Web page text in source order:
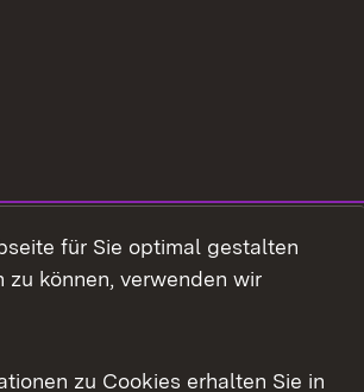
für Sie optimal gestalten
zu können, verwenden wir
zu Cookies erhalten Sie in